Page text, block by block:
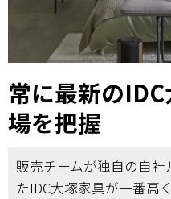
常に最新の
場を把握
販売チームが独自の自
たIDC大塚家具が一番高く